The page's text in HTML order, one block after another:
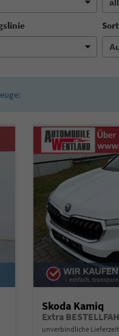
Skoda Kamiq
unverbindliche